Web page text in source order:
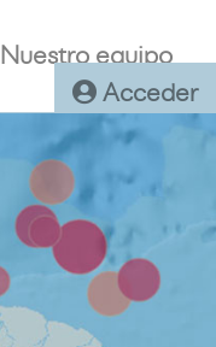
Nuestro equipo
Acceder